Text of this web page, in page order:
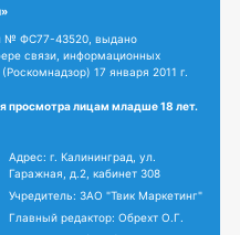
№ ФС77-43520, выдано
связи, информационных
17 января 2011 г.
просмотра лицам младше 18 лет.
Адрес: г. Калининград, ул.
Гаражная, д.2, кабинет 308
Учредитель: ЗАО "Твик Маркетинг"
Главный редактор: Обрехт О.Г.